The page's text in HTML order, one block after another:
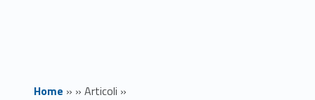
Home » » Articoli »